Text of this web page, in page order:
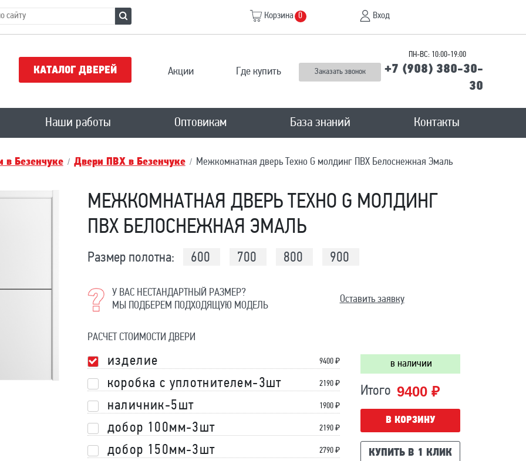
Корзина 0 Вход
КАТАЛОГ ДВЕРЕЙ Акции Где купить Заказать звонок
ПН-ВС: 10:00-19:00
+7 (908) 380-30-
30
Наши работы Оптовикам База знаний Контакты
Безенчукe Двери ПВХ в Безенчукe Межкомнатная дверь Техно G молдинг ПВХ Белоснежная Эмаль
МЕЖКОМНАТНАЯ ДВЕРЬ ТЕХНО G МОЛДИНГ
ПВХ БЕЛОСНЕЖНАЯ ЭМАЛЬ
Размер полотна: 600 700 800 900
У ВАС НЕСТАНДАРТНЫЙ РАЗМЕР?
МЫ ПОДБЕРЕМ ПОДХОДЯЩУЮ МОДЕЛЬ
Оставить заявку
РАСЧЕТ СТОИМОСТИ ДВЕРИ
изделие 9400₽
коробка с уплотнителем-3шт 2190 ₽
наличник-5шт 1900 ₽
добор 100мм-3шт 2190 ₽
добор 150мм-3шт 2790 ₽
в наличии
Итого 9400 ₽
В КОРЗИНУ
КУПИТЬ В 1 КЛИК